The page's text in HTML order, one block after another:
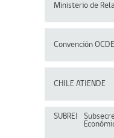
Ministerio de
Convención
CHILE ATIENDE
SUBREI